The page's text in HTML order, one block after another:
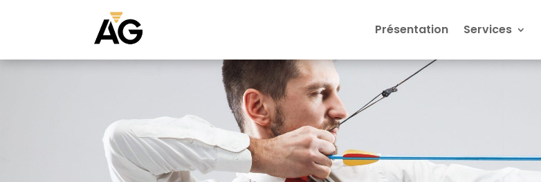
Présentation Services